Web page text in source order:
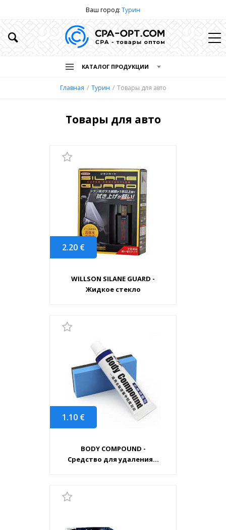
Ваш город: Турин
КАТАЛОГ ПРОДУКЦИИ
Главная Турин Товары для авто
Товары для авто
2.20 €
WILLSON SILANE GUARD -
Жидкое стекло
1.10 €
BODY COMPOUND -
Средство для удаления...